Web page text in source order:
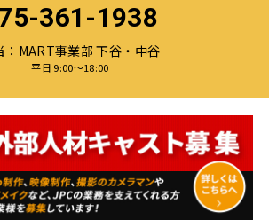
361-1938
：MART事業部 下谷・中谷
平日 9:00〜18:00